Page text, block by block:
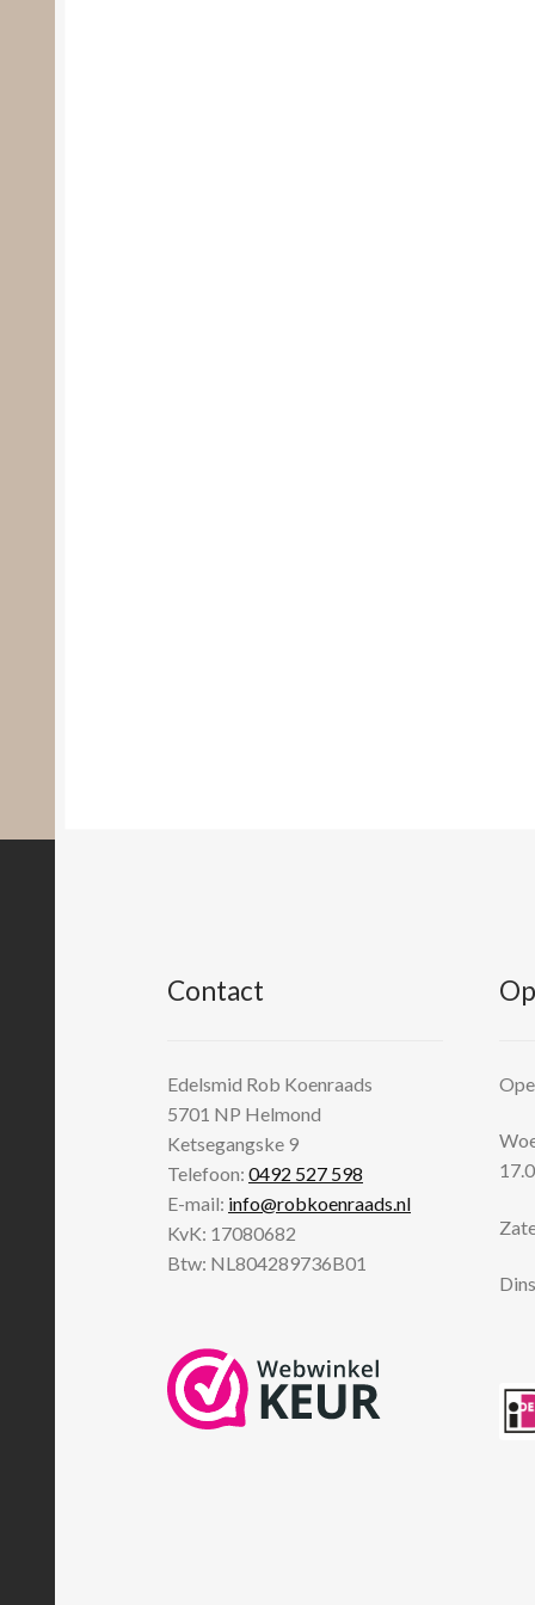
Contact
Edelsmid Rob Koenraads
5701 NP Helmond
Ketsegangske 9
Telefoon:0492 527 598
E-mail: info@robkoenraads.nl
KvK: 17080682
Btw: NL804289736B01